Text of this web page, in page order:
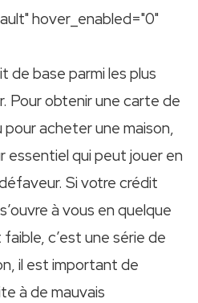
hover_enabled="0"
de base parmi les plus
Pour obtenir une carte de
pour acheter une maison,
qui peut jouer en
Si votre crédit
à vous en quelque
c’est une série de
il est important de
à de mauvais